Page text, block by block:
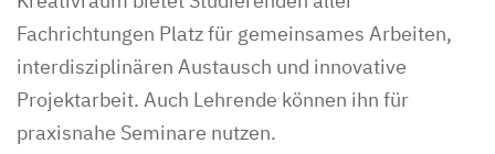
Fachrichtungen Platz für gemeinsames Arbeiten,
interdisziplinären Austausch und innovative
Projektarbeit. Auch Lehrende können ihn für
praxisnahe Seminare nutzen.